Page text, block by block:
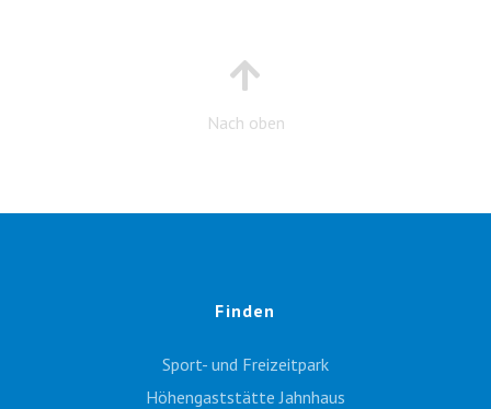
Nach oben
Finden
Sport- und Freizeitpark
Höhengaststätte Jahnhaus